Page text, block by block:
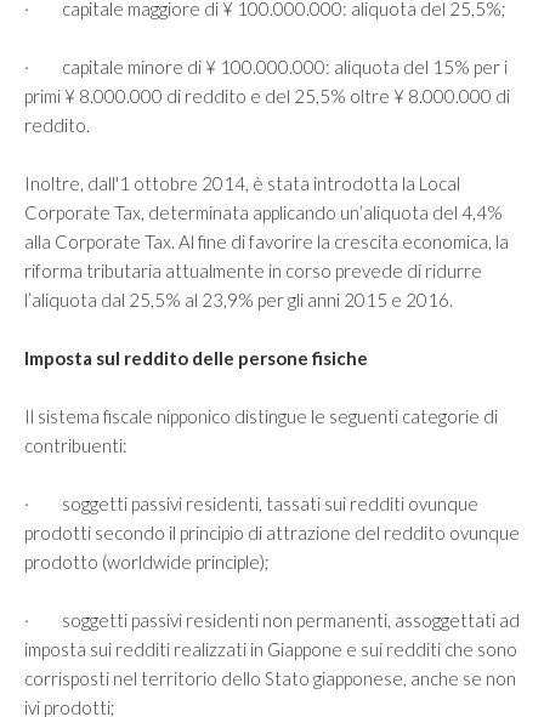
· capitale maggiore di ¥ 100.000.000: aliquota del 25,5%;
· capitale minore di ¥ 100.000.000: aliquota del 15% per i
primi ¥ 8.000.000 di reddito e del 25,5% oltre ¥ 8.000.000 di
reddito.
Inoltre, dall'1 ottobre 2014, è stata introdotta la Local
Corporate Tax, determinata applicando un’aliquota del 4,4%
alla Corporate Tax. Al fine di favorire la crescita economica, la
riforma tributaria attualmente in corso prevede di ridurre
l’aliquota dal 25,5% al 23,9% per gli anni 2015 e 2016.
Imposta sul reddito delle persone fisiche
Il sistema fiscale nipponico distingue le seguenti categorie di
contribuenti:
· soggetti passivi residenti, tassati sui redditi ovunque
prodotti secondo il principio di attrazione del reddito ovunque
prodotto (worldwide principle);
· soggetti passivi residenti non permanenti, assoggettati ad
imposta sui redditi realizzati in Giappone e sui redditi che sono
corrisposti nel territorio dello Stato giapponese, anche se non
ivi prodotti;